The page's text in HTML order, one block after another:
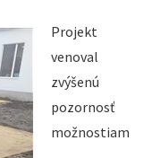
Projekt
venoval
zvýšenú
pozornosť
možnostiam